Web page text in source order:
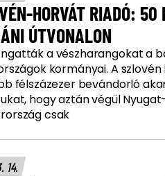
HORVÁT RIADÓ: 50
ÚTVONALON
a vészharangokat a
kormányai. A
félszázezer bevándorló
hogy aztán végül
csak
14.